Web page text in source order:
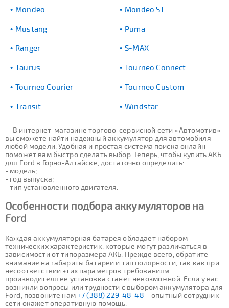
Mondeo Mondeo ST
Mustang Puma
Ranger S-MAX
Taurus Tourneo Connect
Tourneo Courier Tourneo Custom
Transit Windstar
В интернет-магазине торгово-сервисной сети «Автомотив»
вы сможете найти надежный аккумулятор для автомобиля
любой модели. Удобная и простая система поиска онлайн
поможет вам быстро сделать выбор. Теперь, чтобы купить АКБ
для Ford в Горно-Алтайске, достаточно определить:
- модель;
- год выпуска;
- тип установленного двигателя.
Особенности подбора аккумуляторов на
Ford
Каждая аккумуляторная батарея обладает набором
технических характеристик, которые могут различаться в
зависимости от типоразмера АКБ. Прежде всего, обратите
внимание на габариты батареи и тип полярности, так как при
несоответствии этих параметров требованиям
производителя ее установка станет невозможной. Если у вас
возникли вопросы или трудности с выбором аккумулятора для
Ford, позвоните нам+7 (388) 229-48-48 – опытный сотрудник
сети окажет оперативную помощь.